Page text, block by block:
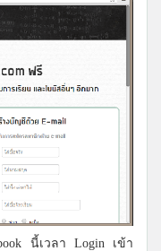
นี้เวลา Login เข้า